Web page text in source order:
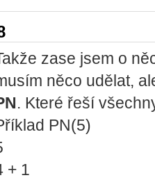
zase jsem o
něco udělat,
. Které řeší
PN(5)
+ 1